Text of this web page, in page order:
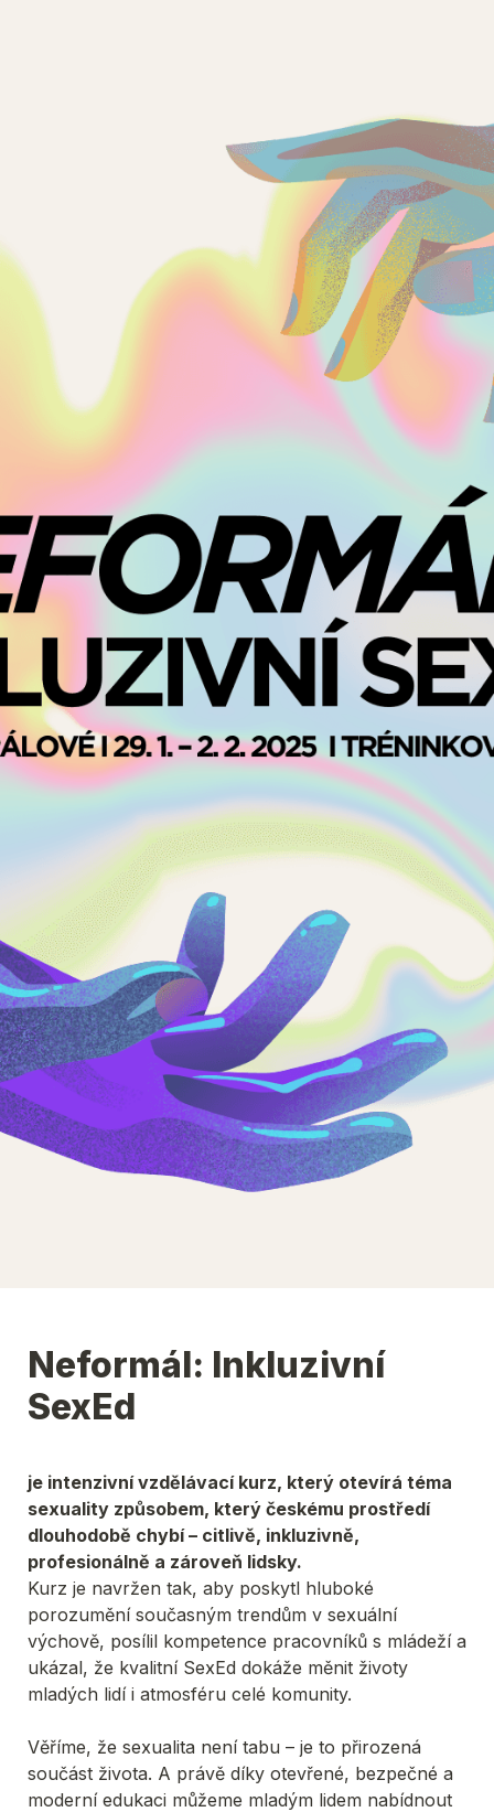
Neformál: Inkluzivní
SexEd
je intenzivní vzdělávací kurz, který otevírá téma
sexuality způsobem, který českému prostředí
dlouhodobě chybí – citlivě, inkluzivně,
profesionálně a zároveň lidsky.
Kurz je navržen tak, aby poskytl hluboké
porozumění současným trendům v sexuální
výchově, posílil kompetence pracovníků s mládeží a
ukázal, že kvalitní SexEd dokáže měnit životy
mladých lidí i atmosféru celé komunity.
Věříme, že sexualita není tabu – je to přirozená
součást života. A právě díky otevřené, bezpečné a
moderní edukaci můžeme mladým lidem nabídnout